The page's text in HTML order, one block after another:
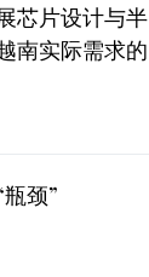
芯片设计与半
南实际需求的
颈”